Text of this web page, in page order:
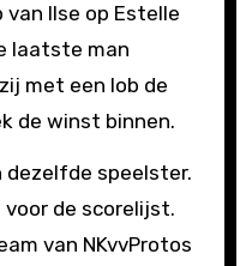
Ilse op Estelle
laatste man
met een lob de
de winst binnen.
dezelfde speelster.
voor de scorelijst.
van NKvvProtos